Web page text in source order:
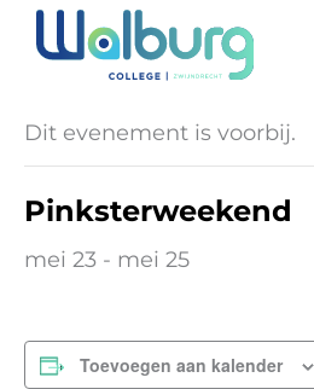
naar
inhoud
« Alle Evenementen
Dit evenement is voorbij.
Pinksterweekend
mei 23 - mei 25
Toevoegen aan kalender